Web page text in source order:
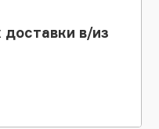
доставки в/из